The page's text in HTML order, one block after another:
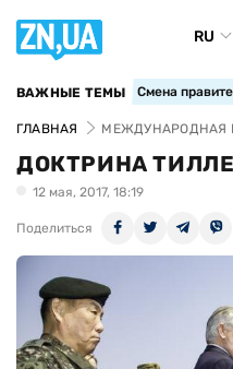
RU
ВАЖНЫЕ ТЕМЫ Смена
ГЛАВНАЯ МЕЖДУНАРОДНАЯ
ДОКТРИНА
12 мая, 2017, 18:19
Поделиться